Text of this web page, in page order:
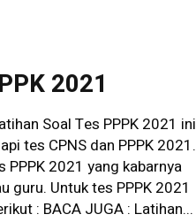
2021
Soal Tes PPPK 2021 ini
tes CPNS dan PPPK 2021.
2021 yang kabarnya
guru. Untuk tes PPPK 2021
: BACA JUGA : Latihan...